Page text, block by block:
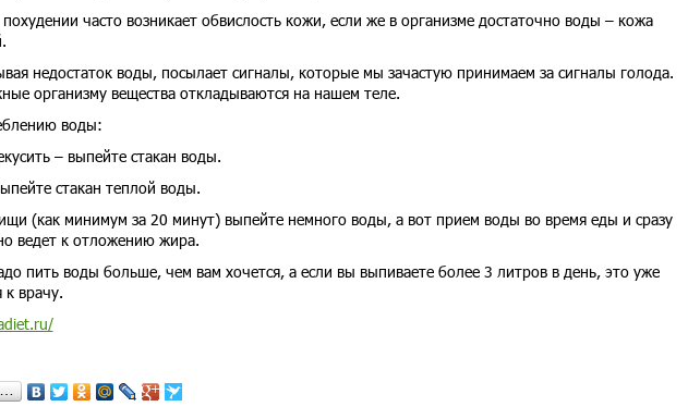
часто возникает обвислость кожи, если же в организме достаточно воды – кожа
недостаток воды, посылает сигналы, которые мы зачастую принимаем за сигналы голода.
организму вещества откладываются на нашем теле.
воды:
– выпейте стакан воды.
стакан теплой воды.
(как минимум за 20 минут) выпейте немного воды, а вот прием воды во время еды и сразу
ведет к отложению жира.
пить воды больше, чем вам хочется, а если вы выпиваете более 3 литров в день, это уже
к врачу.